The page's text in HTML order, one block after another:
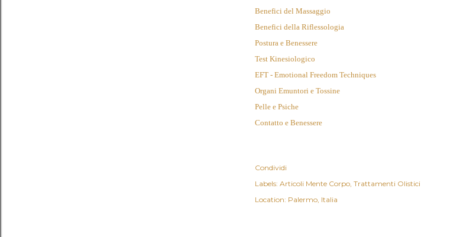
Benefici del Massaggio
Benefici della Riflessologia
Postura e Benessere
Test Kinesiologico
EFT - Emotional Freedom Techniques
Organi Emuntori e Tossine
Pelle e Psiche
Contatto e Benessere
Condividi
Labels: Articoli Mente Corpo Trattamenti Olistici
Location: Palermo, Italia